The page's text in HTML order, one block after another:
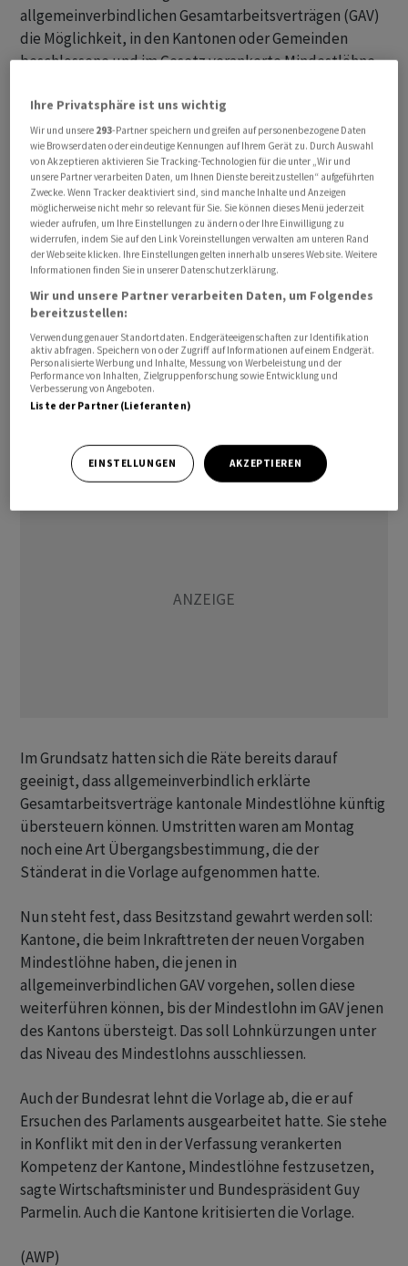
allgemeinverbindlichen Gesamtarbeitsverträgen (GAV)
die Möglichkeit, in den Kantonen oder Gemeinden
beschlossene und im Gesetz verankerte Mindestlöhne
Die Linke und die GLP lehnten die Änderung im Gesetz
über die Allgemeinverbindlichkeit von
Gesamtarbeitsverträgen (GAV) ab. Diese sei nicht
kompatibel mit der Verfassung. Sie greife in die
Aufgabenteilung zwischen Bund und Kantonen ein,
machten ihre Vertreterinnen und Vertreter in beiden
Kammern geltend.
Heute können GAV allgemeinverbindlich erklärt
werden, wenn sie Gesetzen von Bund und Kantonen
nicht widersprechen. Kantone und kommunale
Initiativen setzten Sozialpartnerschaften zunehmend
unter Druck, stellten die Vertreterinnen und Vertreter
gesetzliche Leitplanken.
Im Grundsatz hatten sich die Räte bereits darauf
geeinigt, dass allgemeinverbindlich erklärte
Gesamtarbeitsverträge kantonale Mindestlöhne künftig
übersteuern können. Umstritten waren am Montag
noch eine Art Übergangsbestimmung, die der
Ständerat in die Vorlage aufgenommen hatte.
Nun steht fest, dass Besitzstand gewahrt werden soll:
Kantone, die beim Inkrafttreten der neuen Vorgaben
Mindestlöhne haben, die jenen in
allgemeinverbindlichen GAV vorgehen, sollen diese
weiterführen können, bis der Mindestlohn im GAV jenen
des Kantons übersteigt. Das soll Lohnkürzungen unter
das Niveau des Mindestlohns ausschliessen.
Auch der Bundesrat lehnt die Vorlage ab, die er auf
Ersuchen des Parlaments ausgearbeitet hatte. Sie stehe
in Konflikt mit den in der Verfassung verankerten
Kompetenz der Kantone, Mindestlöhne festzusetzen,
sagte Wirtschaftsminister und Bundespräsident Guy
Parmelin. Auch die Kantone kritisierten die Vorlage.
(AWP)
Ihre Privatsphäre ist uns wichtig
Wir und unsere 293-Partner speichern und greifen auf personenbezogene Daten
wie Browserdaten oder eindeutige Kennungen auf Ihrem Gerät zu. Durch Auswahl
von Akzeptieren aktivieren Sie Tracking-Technologien für die unter „Wir und
unsere Partner verarbeiten Daten, um Ihnen Dienste bereitzustellen“ aufgeführten
Zwecke. Wenn Tracker deaktiviert sind, sind manche Inhalte und Anzeigen
möglicherweise nicht mehr so relevant für Sie. Sie können dieses Menü jederzeit
wieder aufrufen, um Ihre Einstellungen zu ändern oder Ihre Einwilligung zu
widerrufen, indem Sie auf den Link Voreinstellungen verwalten am unteren Rand
der Webseite klicken. Ihre Einstellungen gelten innerhalb unseres Website. Weitere
Informationen finden Sie in unserer Datenschutzerklärung.
Wir und unsere Partner verarbeiten Daten, um Folgendes
bereitzustellen:
Verwendung genauer Standortdaten. Endgeräteeigenschaften zur Identifikation
aktiv abfragen. Speichern von oder Zugriff auf Informationen auf einem Endgerät.
Personalisierte Werbung und Inhalte, Messung von Werbeleistung und der
Performance von Inhalten, Zielgruppenforschung sowie Entwicklung und
Verbesserung von Angeboten.
Liste der Partner (Lieferanten)
EINSTELLUNGEN AKZEPTIEREN